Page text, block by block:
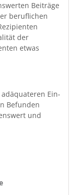
Beiträge
beru­flichen
der
etwas
adäquateren Ein­
Befun­den
und